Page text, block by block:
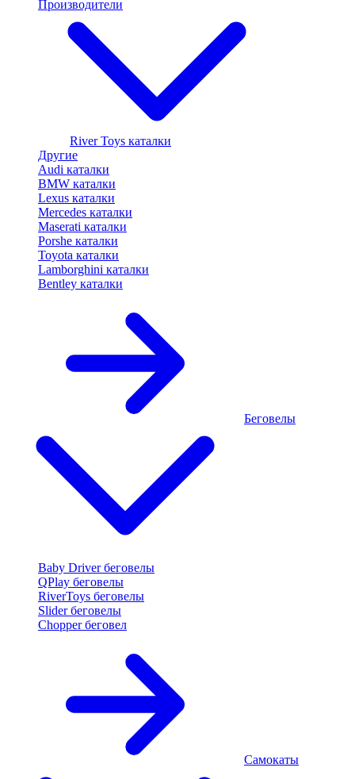
Производители
River Toys каталки
Другие
Audi каталки
BMW каталки
Lexus каталки
Mercedes каталки
Maserati каталки
Porshe каталки
Toyota каталки
Lamborghini каталки
Bentley каталки
Беговелы
Baby Driver беговелы
QPlay беговелы
RiverToys беговелы
Slider беговелы
Chopper беговел
Самокаты